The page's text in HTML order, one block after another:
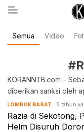
koranntb.com
Semua Video
KORANNTB.com –
diberikan sanksi oleh
LOMBOK BARAT 5 tahun
Razia di Sekotong,
Helm Disuruh